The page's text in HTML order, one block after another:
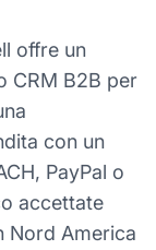
offre un
CRM B2B per
con un
PayPal o
accettate
Nord America